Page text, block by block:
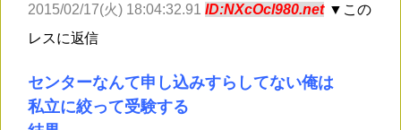
2015/02/17(火) 18:04:32.91 ID:NXcOcl980.net ▼この
レスに返信
センターなんて申し込みすらしてない俺は
私立に絞って受験する